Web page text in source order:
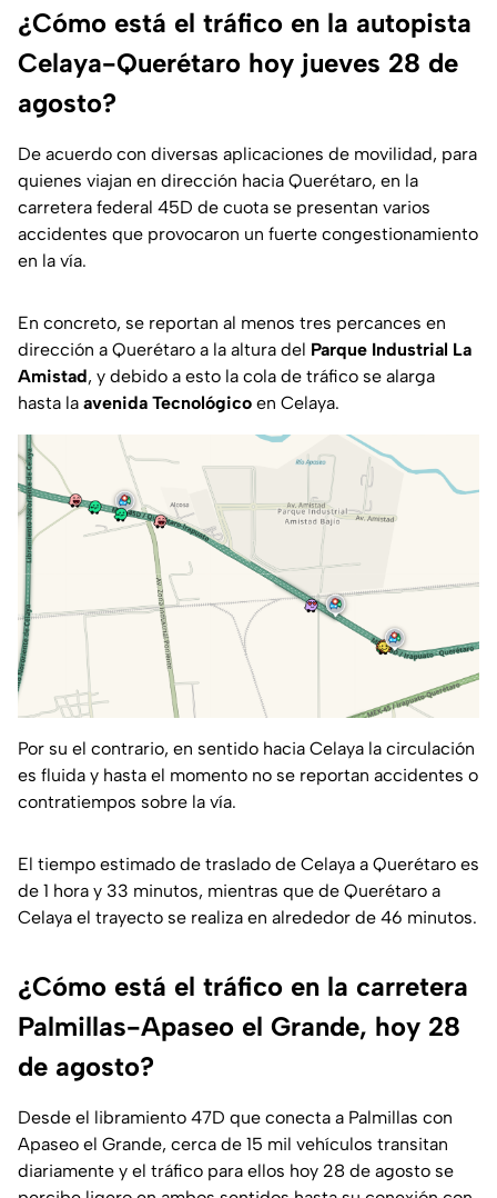
¿Cómo está el tráfico en la autopista
Celaya-Querétaro hoy jueves 28 de
agosto?
De acuerdo con diversas aplicaciones de movilidad, para
quienes viajan en dirección hacia Querétaro, en la
carretera federal 45D de cuota se presentan varios
accidentes que provocaron un fuerte congestionamiento
en la vía.
En concreto, se reportan al menos tres percances en
dirección a Querétaro a la altura del Parque Industrial La
Amistad, y debido a esto la cola de tráfico se alarga
hasta la avenida Tecnológico en Celaya.
Por su el contrario, en sentido hacia Celaya la circulación
es fluida y hasta el momento no se reportan accidentes o
contratiempos sobre la vía.
El tiempo estimado de traslado de Celaya a Querétaro es
de 1 hora y 33 minutos, mientras que de Querétaro a
Celaya el trayecto se realiza en alrededor de 46 minutos.
¿Cómo está el tráfico en la carretera
Palmillas-Apaseo el Grande, hoy 28
de agosto?
Desde el libramiento 47D que conecta a Palmillas con
Apaseo el Grande, cerca de 15 mil vehículos transitan
diariamente y el tráfico para ellos hoy 28 de agosto se